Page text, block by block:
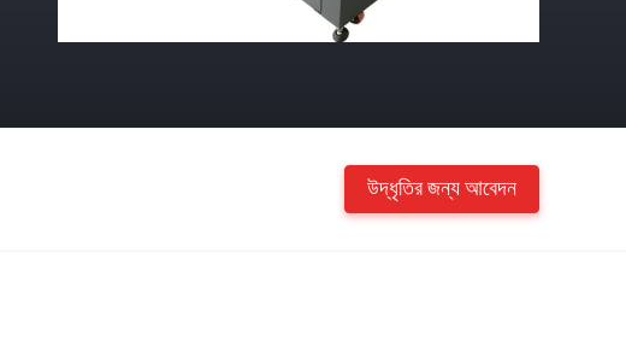
উদ্ধৃতির জন্য আবেদন